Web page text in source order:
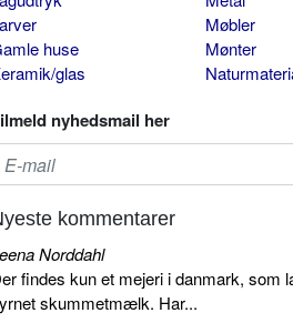
huse
glas
Møbler
Mønter
nyhedsmail her
kommentarer
Norddahl
findes kun et mejeri i danmark,
skummetmælk. Har...